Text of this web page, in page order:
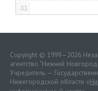
31
Copyright © 1999—2026
агентство "Нижний
Учредитель —
Нижегородской области «